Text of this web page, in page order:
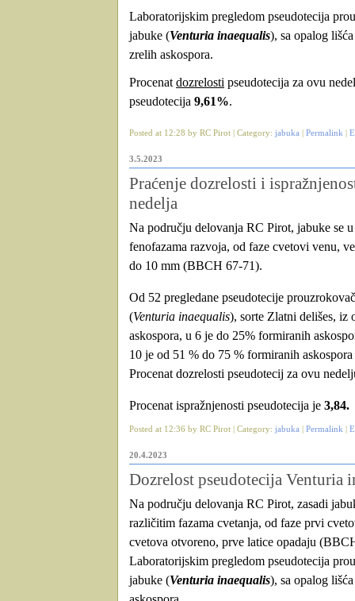
Laboratorijskim pregledom pseudotecija
jabuke (Venturia inaequalis), sa opalog
zrelih askospora.
Procenat dozrelosti pseudotecija za ovu
pseudotecija 9,61%.
Posted at 12:28 by RC Pirot | Category: jabuka Permalink
3.5.2023
Praćenje dozrelosti i
nedelja
Na području delovanja RC Pirot, jabuke se
fenofazama razvoja, od faze cvetovi venu,
do 10 mm (BBCH 67-71).
Od 52 pregledane pseudotecije
(Venturia inaequalis), sorte Zlatni delišes, iz
askospora, u 6 je do 25% formiranih
10 je od 51 % do 75 % formiranih
Procenat dozrelosti pseudotecij za ovu
Procenat ispražnjenosti pseudotecija je 3,84.
Posted at 12:36 by RC Pirot | Category: jabuka Permalink
20.4.2023
Dozrelost pseudotecija Venturia
Na području delovanja RC Pirot, zasadi
različitim fazama cvetanja, od faze prvi
cvetova otvoreno, prve latice opadaju
Laboratorijskim pregledom pseudotecija
jabuke (Venturia inaequalis), sa opalog